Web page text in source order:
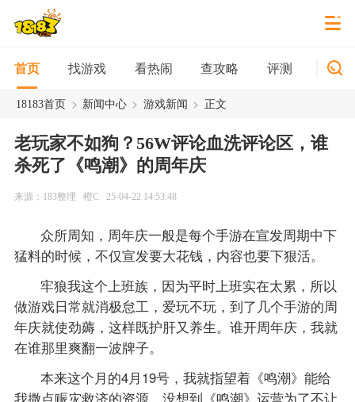
首页 找游戏 看热闹 查攻略 评测 新游
18183首页 > 新闻中心 > 游戏新闻 > 正文
老玩家不如狗？56W评论血洗评论区，谁
杀死了《鸣潮》的周年庆
来源：183整理 橙C 25-04-22 14:53:48
众所周知，周年庆一般是每个手游在宣发周期中下
猛料的时候，不仅宣发要大花钱，内容也要下狠活。
牢狼我这个上班族，因为平时上班实在太累，所以
做游戏日常就消极怠工，爱玩不玩，到了几个手游的周
年庆就使劲薅，这样既护肝又养生。谁开周年庆，我就
在谁那里爽翻一波牌子。
本来这个月的4月19号，我就指望着《鸣潮》能给
我撒点赈灾救济的资源，没想到《鸣潮》运营为了不让